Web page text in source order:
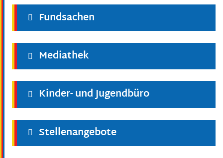
Fundsachen
Mediathek
Kinder- und Jugendbüro
Stellenangebote